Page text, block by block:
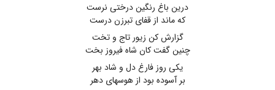
درین باغ رنگین درختی نرست
که ماند از قفای تبرزن درست
گزارش کن زیور تاج و تخت
چنین گفت کان شاه فیروز بخت
یکی روز فارغ دل و شاد بهر
بر آسوده بود از هوسهای دهر